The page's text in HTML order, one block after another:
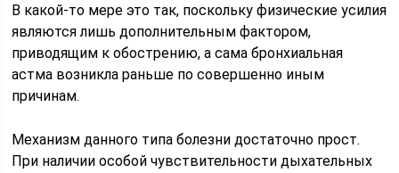
В какой-то мере это так, поскольку физические усилия
являются лишь дополнительным фактором,
приводящим к обострению, а сама бронхиальная
астма возникла раньше по совершенно иным
причинам.
Механизм данного типа болезни достаточно прост.
При наличии особой чувствительности дыхательных